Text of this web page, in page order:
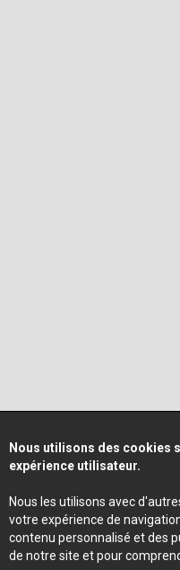
Nous utilisons des cookies
expérience utilisateur.
Nous les utilisons avec
votre expérience de
contenu personnalisé et des
de notre site et pour